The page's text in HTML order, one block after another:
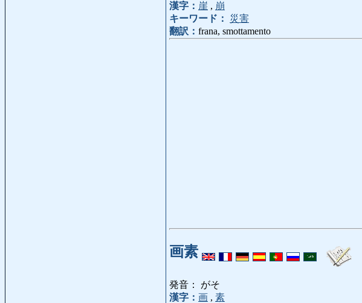
漢字： 崖 , 崩
キーワード：
災害
翻訳： frana, smottamento
画素
発音： がそ
漢字： 画 , 素